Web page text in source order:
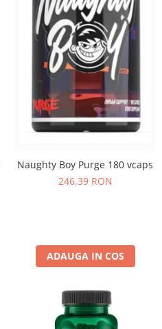
Naughty Boy Purge 180 vcaps
246,39 RON
ADAUGA IN COS